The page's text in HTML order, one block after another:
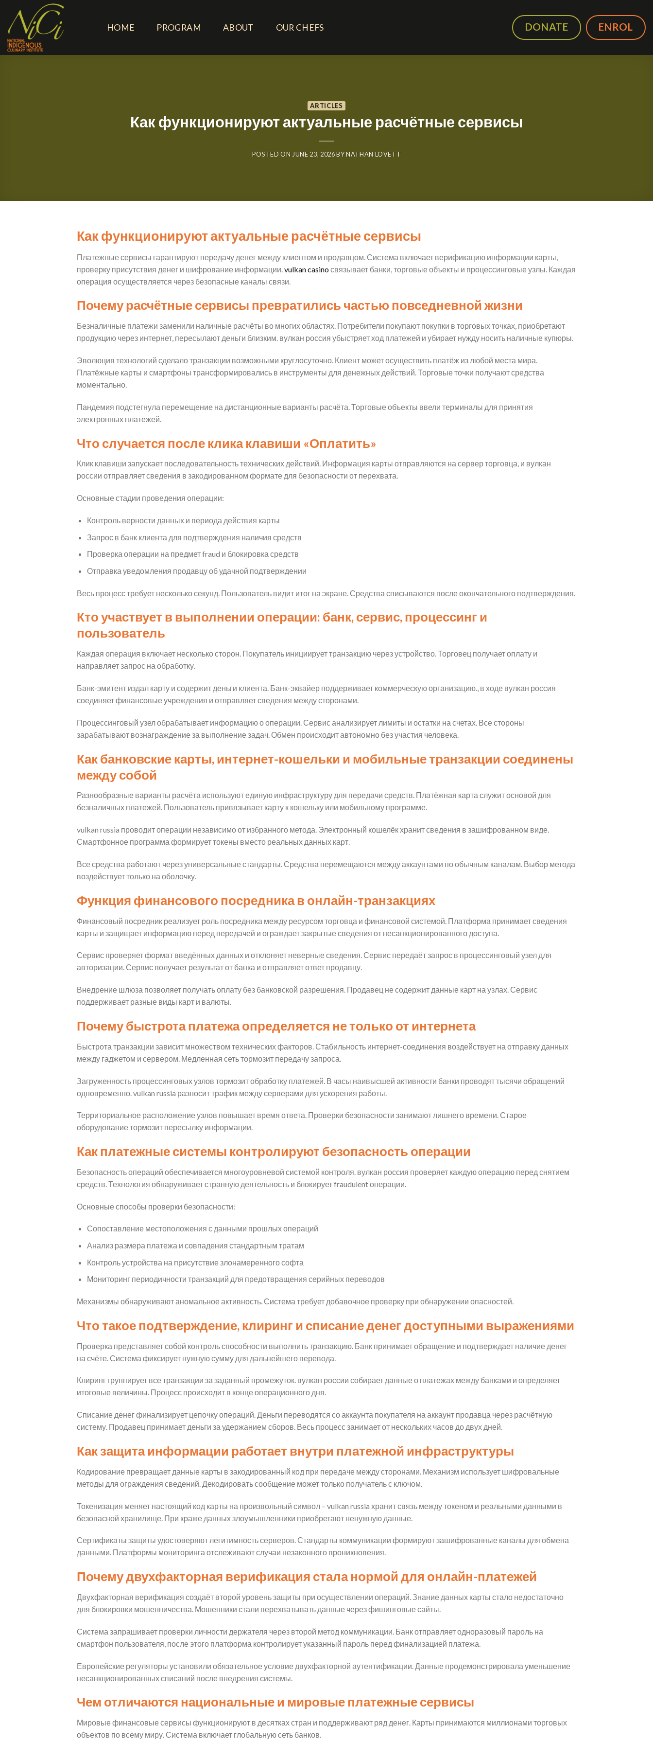
content
HOME PROGRAM ABOUT OUR CHEFS DONATE ENROL
ARTICLES
Как функционируют актуальные расчётные сервисы
POSTED ON JUNE 23, 2026BYNATHAN LOVETT
Как функционируют актуальные расчётные сервисы
Платежные сервисы гарантируют передачу денег между клиентом и продавцом. Система включает верификацию информации карты,
проверку присутствия денег и шифрование информации. vulkan casinoсвязывает банки, торговые объекты и процессинговые узлы. Каждая
операция осуществляется через безопасные каналы связи.
Почему расчётные сервисы превратились частью повседневной жизни
Безналичные платежи заменили наличные расчёты во многих областях. Потребители покупают покупки в торговых точках, приобретают
продукцию через интернет, пересылают деньги близким. вулкан россия убыстряет ход платежей и убирает нужду носить наличные купюры.
Эволюция технологий сделало транзакции возможными круглосуточно. Клиент может осуществить платёж из любой места мира.
Платёжные карты и смартфоны трансформировались в инструменты для денежных действий. Торговые точки получают средства
моментально.
Пандемия подстегнула перемещение на дистанционные варианты расчёта. Торговые объекты ввели терминалы для принятия
электронных платежей.
Что случается после клика клавиши «Оплатить»
Клик клавиши запускает последовательность технических действий. Информация карты отправляются на сервер торговца, и вулкан
россии отправляет сведения в закодированном формате для безопасности от перехвата.
Основные стадии проведения операции:
Контроль верности данных и периода действия карты
Запрос в банк клиента для подтверждения наличия средств
Проверка операции на предмет fraud и блокировка средств
Отправка уведомления продавцу об удачной подтверждении
Весь процесс требует несколько секунд. Пользователь видит итог на экране. Средства списываются после окончательного подтверждения.
Кто участвует в выполнении операции: банк, сервис, процессинг и
пользователь
Каждая операция включает несколько сторон. Покупатель инициирует транзакцию через устройство. Торговец получает оплату и
направляет запрос на обработку.
Банк-эмитент издал карту и содержит деньги клиента. Банк-эквайер поддерживает коммерческую организацию., в ходе вулкан россия
соединяет финансовые учреждения и отправляет сведения между сторонами.
Процессинговый узел обрабатывает информацию о операции. Сервис анализирует лимиты и остатки на счетах. Все стороны
зарабатывают вознаграждение за выполнение задач. Обмен происходит автономно без участия человека.
Как банковские карты, интернет-кошельки и мобильные транзакции соединены
между собой
Разнообразные варианты расчёта используют единую инфраструктуру для передачи средств. Платёжная карта служит основой для
безналичных платежей. Пользователь привязывает карту к кошельку или мобильному программе.
vulkan russia проводит операции независимо от избранного метода. Электронный кошелёк хранит сведения в зашифрованном виде.
Смартфонное программа формирует токены вместо реальных данных карт.
Все средства работают через универсальные стандарты. Средства перемещаются между аккаунтами по обычным каналам. Выбор метода
воздействует только на оболочку.
Функция финансового посредника в онлайн-транзакциях
Финансовый посредник реализует роль посредника между ресурсом торговца и финансовой системой. Платформа принимает сведения
карты и защищает информацию перед передачей и ограждает закрытые сведения от несанкционированного доступа.
Сервис проверяет формат введённых данных и отклоняет неверные сведения. Сервис передаёт запрос в процессинговый узел для
авторизации. Сервис получает результат от банка и отправляет ответ продавцу.
Внедрение шлюза позволяет получать оплату без банковской разрешения. Продавец не содержит данные карт на узлах. Сервис
поддерживает разные виды карт и валюты.
Почему быстрота платежа определяется не только от интернета
Быстрота транзакции зависит множеством технических факторов. Стабильность интернет-соединения воздействует на отправку данных
между гаджетом и сервером. Медленная сеть тормозит передачу запроса.
Загруженность процессинговых узлов тормозит обработку платежей. В часы наивысшей активности банки проводят тысячи обращений
одновременно. vulkan russia разносит трафик между серверами для ускорения работы.
Территориальное расположение узлов повышает время ответа. Проверки безопасности занимают лишнего времени. Старое
оборудование тормозит пересылку информации.
Как платежные системы контролируют безопасность операции
Безопасность операций обеспечивается многоуровневой системой контроля. вулкан россия проверяет каждую операцию перед снятием
средств. Технология обнаруживает странную деятельность и блокирует fraudulent операции.
Основные способы проверки безопасности:
Сопоставление местоположения с данными прошлых операций
Анализ размера платежа и совпадения стандартным тратам
Контроль устройства на присутствие злонамеренного софта
Мониторинг периодичности транзакций для предотвращения серийных переводов
Механизмы обнаруживают аномальное активность. Система требует добавочное проверку при обнаружении опасностей.
Что такое подтверждение, клиринг и списание денег доступными выражениями
Проверка представляет собой контроль способности выполнить транзакцию. Банк принимает обращение и подтверждает наличие денег
на счёте. Система фиксирует нужную сумму для дальнейшего перевода.
Клиринг группирует все транзакции за заданный промежуток. вулкан россии собирает данные о платежах между банками и определяет
итоговые величины. Процесс происходит в конце операционного дня.
Списание денег финализирует цепочку операций. Деньги переводятся со аккаунта покупателя на аккаунт продавца через расчётную
систему. Продавец принимает деньги за удержанием сборов. Весь процесс занимает от нескольких часов до двух дней.
Как защита информации работает внутри платежной инфраструктуры
Кодирование превращает данные карты в закодированный код при передаче между сторонами. Механизм использует шифровальные
методы для ограждения сведений. Декодировать сообщение может только получатель с ключом.
Токенизация меняет настоящий код карты на произвольный символ – vulkan russia хранит связь между токеном и реальными данными в
безопасной хранилище. При краже данных злоумышленники приобретают ненужную данные.
Сертификаты защиты удостоверяют легитимность серверов. Стандарты коммуникации формируют зашифрованные каналы для обмена
данными. Платформы мониторинга отслеживают случаи незаконного проникновения.
Почему двухфакторная верификация стала нормой для онлайн-платежей
Двухфакторная верификация создаёт второй уровень защиты при осуществлении операций. Знание данных карты стало недостаточно
для блокировки мошенничества. Мошенники стали перехватывать данные через фишинговые сайты.
Система запрашивает проверки личности держателя через второй метод коммуникации. Банк отправляет одноразовый пароль на
смартфон пользователя, после этого платформа контролирует указанный пароль перед финализацией платежа.
Европейские регуляторы установили обязательное условие двухфакторной аутентификации. Данные продемонстрировала уменьшение
несанкционированных списаний после внедрения системы.
Чем отличаются национальные и мировые платежные сервисы
Мировые финансовые сервисы функционируют в десятках стран и поддерживают ряд денег. Карты принимаются миллионами торговых
объектов по всему миру. Система включает глобальную сеть банков.